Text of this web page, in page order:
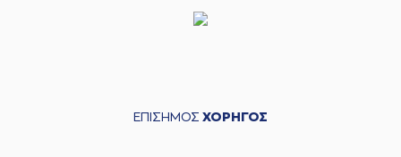
ΕΠΙΣΗΜΟΣ ΧΟΡΗΓΟΣ